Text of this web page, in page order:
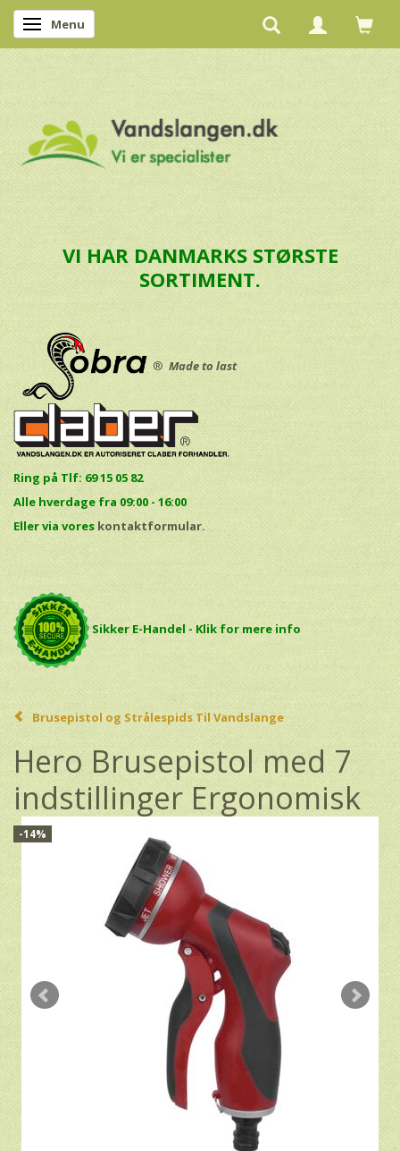
Skifte navigation
Menu
VI HAR DANMARKS STØRSTE
SORTIMENT.
® Made to last
Ring på Tlf: 69 15 05 82
Alle hverdage fra 09:00 - 16:00
Eller via vores kontaktformular.
Sikker E-Handel - Klik for mere info
Brusepistol og Strålespids Til Vandslange
Hero Brusepistol med 7
indstillinger Ergonomisk
-14%